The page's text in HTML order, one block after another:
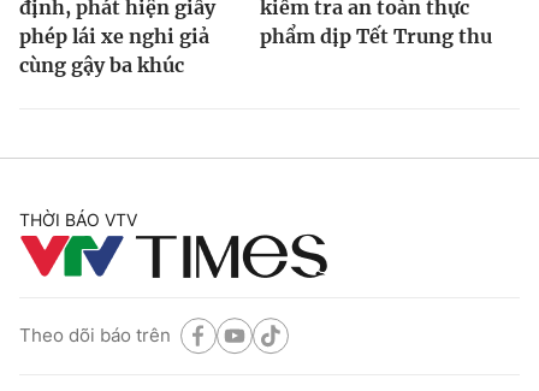
định, phát hiện giấy
phép lái xe nghi giả
cùng gậy ba khúc
kiểm tra an toàn thực
phẩm dịp Tết Trung thu
THỜI BÁO VTV
Theo dõi báo trên